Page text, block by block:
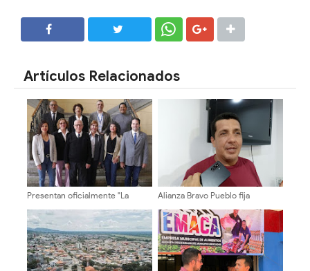
Artículos Relacionados
Presentan oficialmente "La
Cogobierno Profesoral de la
ULA ​
Alianza Bravo Pueblo fija
cambio y la
reinstitucionalización de
Venezuela